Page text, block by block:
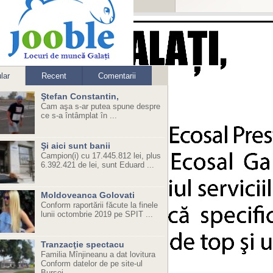
Recent Comentarii
Ştefan Constantin,
Cam aşa s-ar putea spune despre
ce s-a întâmplat în ...
Şi aici sunt banii
Campion(i) cu 17.445.812 lei, plus
6.392.421 de lei, sunt Eduard ...
Moldoveanca Golovati
Conform raportării făcute la finele
lunii octombrie 2019 pe SPIT ...
Tranzacţie spectacu
Familia Mînjineanu a dat lovitura
Conform datelor de pe site-ul